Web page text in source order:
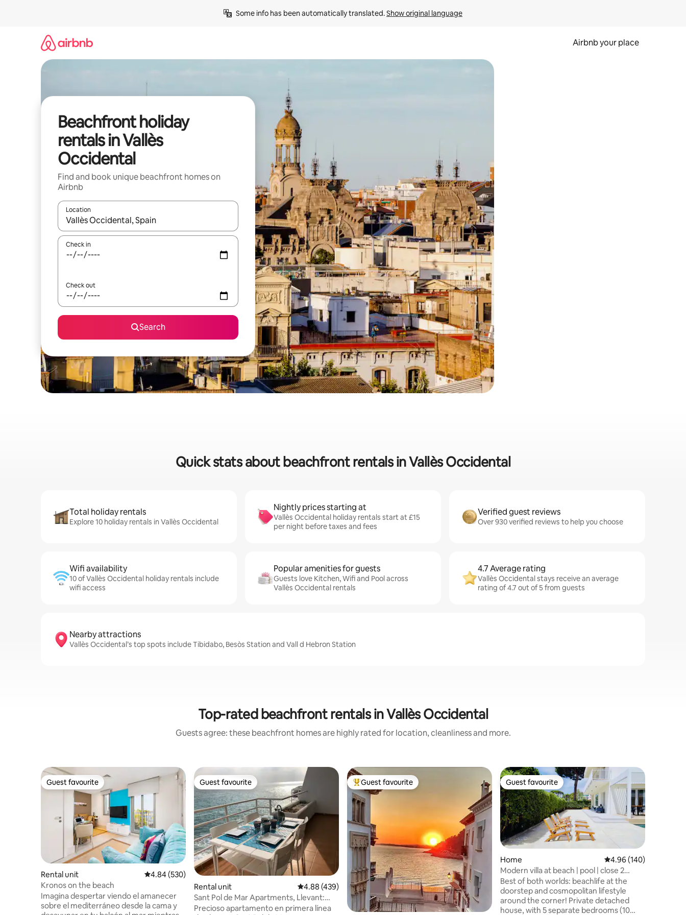
Some info has been automatically translated. Show original language
Airbnb your place
Beachfront holiday
rentals in Vallès
Occidental
Find and book unique beachfront homes on
Airbnb
Location
When results are available, navigate with the up and down arrow keys or explore by touch or swipe gestures.
Check in
Check out
Search
Quick stats about beachfront rentals in Vallès Occidental
Total holiday rentals
Explore 10 holiday rentals in Vallès Occidental
Nightly prices starting at
Vallès Occidental holiday rentals start at £15
per night before taxes and fees
Verified guest reviews
Over 930 verified reviews to help you choose
Wifi availability
10 of Vallès Occidental holiday rentals include
wifi access
Popular amenities for guests
Guests love Kitchen, Wifi and Pool across
Vallès Occidental rentals
4.7 Average rating
Vallès Occidental stays receive an average
rating of 4.7 out of 5 from guests
Nearby attractions
Vallès Occidental’s top spots include Tibidabo, Besòs Station and Vall d Hebron Station
Top-rated beachfront rentals in Vallès Occidental
Guests agree: these beachfront homes are highly rated for location, cleanliness and more.
Guest favourite
Guest favourite
Rental unit 4.84 out of 5 average rating, 530 reviews
4.84 (530)
Kronos on the beach
Imagina despertar viendo el amanecer
sobre el mediterráneo desde la cama y
Guest favourite
Guest favourite
Rental unit 4.88 out of 5 average rating, 439 reviews
4.88 (439)
Sant Pol de Mar Apartments, Llevant:
Apartments...
Precioso apartamento en primera línea
Top guest favourite
Guest favourite Guest favourite
Guest favourite
Home 4.96 out of 5 average
4.96 (140)
Modern villa at beach | pool | close 2
Barcelona
Best of both worlds: beachlife at the
doorstep and cosmopolitan lifestyle
around the corner! Private detached
house, with 5 separate bedrooms (10